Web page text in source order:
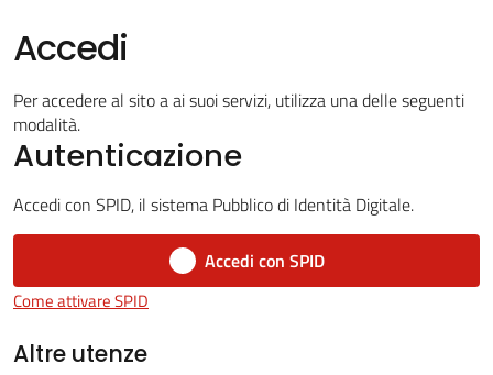
Servizi
Vivere
Casalfiumanese
5x1000
Servizi
Accedi
Per accedere al sito a ai suoi servizi, utilizza una delle seguenti
modalità.
Autenticazione
Accedi con SPID, il sistema Pubblico di Identità Digitale.
Accedi con SPID
Come attivare SPID
Altre utenze